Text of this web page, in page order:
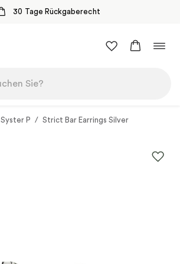
30 Tage Rückgaberecht
Syster P / Strict Bar Earrings Silver